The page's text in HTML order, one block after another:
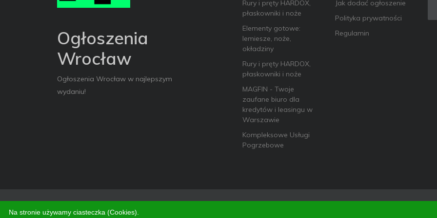
Ogłoszenia
Wrocław
Ogłoszenia Wrocław w najlepszym
wydaniu!
Rury i pręty HARDOX,
płaskowniki i noże
Elementy gotowe:
lemiesze, noże,
okładziny
Rury i pręty HARDOX,
płaskowniki i noże
MAGFIN - Twoje
zaufane biuro dla
kredytów i leasingu w
Warszawie
Kompleksowe Usługi
Pogrzebowe
Jak dodać ogłoszenie
Polityka prywatności
Regulamin
Na stronie używamy ciasteczka (Cookies).